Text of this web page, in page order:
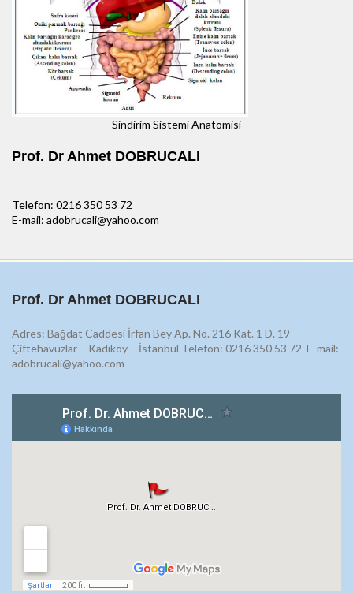
Sindirim Sistemi Anatomisi
Prof. Dr Ahmet DOBRUCALI
Telefon: 0216 350 53 72
E-mail: adobrucali@yahoo.com
Prof. Dr Ahmet DOBRUCALI
Adres: Bağdat Caddesi İrfan Bey Ap. No. 216 Kat. 1 D. 19
Çiftehavuzlar – Kadıköy – İstanbul Telefon: 0216 350 53 72 E-mail:
adobrucali@yahoo.com